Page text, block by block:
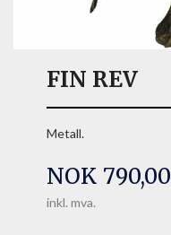
FIN REV
Metall.
Pris
NOK 790,00
inkl. mva.